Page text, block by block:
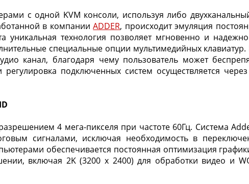
с одной KVM консоли, используя либо
в компанииADDER, происходит эмуляция
технология позволяет мгновенно и
специальные опции мультимедийных клавиатур.
канал, благодаря чему пользователь может
подключенных систем осуществляется
4 мега-пикселя при частоте 60Гц. Система
сигналами, исключая необходимость в
обеспечивается постоянная оптимизация
включая 2K (3200 x 2400) для обработки видео и